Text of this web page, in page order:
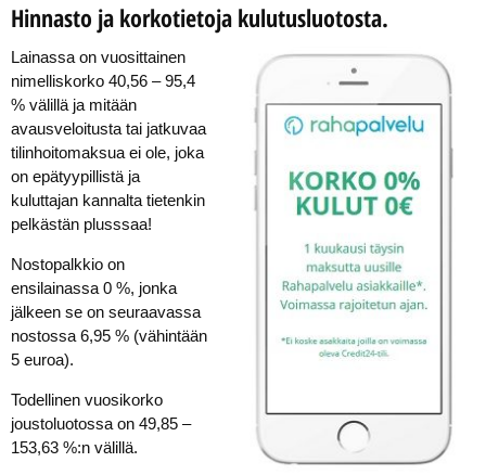
Hinnasto ja korkotietoja kulutusluotosta.
Lainassa on vuosittainen
nimelliskorko 40,56 – 95,4
% välillä ja mitään
avausveloitusta tai jatkuvaa
tilinhoitomaksua ei ole, joka
on epätyypillistä ja
kuluttajan kannalta tietenkin
pelkästän plusssaa!
Nostopalkkio on
ensilainassa 0 %, jonka
jälkeen se on seuraavassa
nostossa 6,95 % (vähintään
5 euroa).
Todellinen vuosikorko
joustoluotossa on 49,85 –
153,63 %:n välillä.